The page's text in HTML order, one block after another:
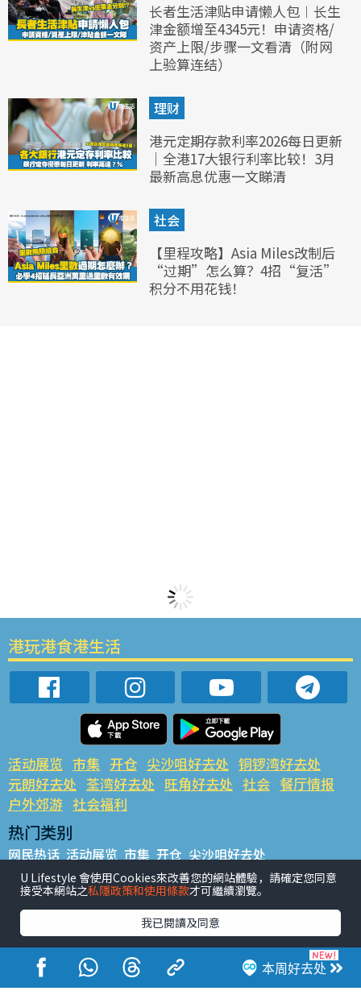
长者生活津贴申请懒人包︱长生
津金额增至4345元！申请资格/
资产上限/步骤一文看清（附网
上验算连结）
理财
港元定期存款利率2026每日更新
｜全港17大银行利率比较！3月
最新高息优惠一文睇清
社会
【里程攻略】Asia Miles改制后
“过期”怎么算？4招“复活”
积分不用花钱！
本周好去处
港玩港食港生活
活动展览 市集 开仓 尖沙咀好去处 铜锣湾好去处
元朗好去处 荃湾好去处 旺角好去处 社会 餐厅情报
户外郊游 社会福利
热门类别
网民热话 活动展览 市集 开仓 尖沙咀好去处
铜锣湾好去处 元朗好去处 荃湾好去处 旺角好去处 社会
餐厅情报 户外郊游
热门标签
#UGO揾好去处 #人气活动推介 #美食社群热话
#亲子玩乐好去处
#ULifestyle应用程式
#限时抢
#UJetso礼物放送
#ULifestyle商户中心 #著数 #网络热话
U Lifestyle 會使用Cookies來改善您的網站體驗，請確定您同意
接受本網站之私隱政策和使用條款才可繼續瀏覽。
我已閱讀及同意